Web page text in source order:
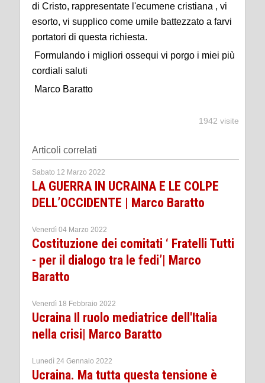
di Cristo, rappresentate l'ecumene cristiana , vi
esorto, vi supplico come umile battezzato a farvi
portatori di questa richiesta.
Formulando i migliori ossequi vi porgo i miei più
cordiali saluti
Marco Baratto
1942 visite
Articoli correlati
Sabato 12 Marzo 2022
LA GUERRA IN UCRAINA E LE COLPE
DELL’OCCIDENTE | Marco Baratto
Venerdì 04 Marzo 2022
Costituzione dei comitati ‘ Fratelli Tutti
- per il dialogo tra le fedi’| Marco
Baratto
Venerdì 18 Febbraio 2022
Ucraina Il ruolo mediatrice dell'Italia
nella crisi| Marco Baratto
Lunedì 24 Gennaio 2022
Ucraina. Ma tutta questa tensione è